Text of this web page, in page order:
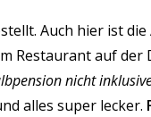
Auch hier ist
Restaurant auf
nicht
alles super lecker.